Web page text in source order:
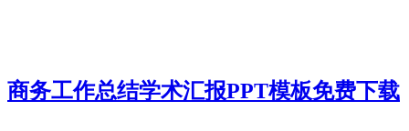
商务工作总结学术汇报PPT模板免费下载